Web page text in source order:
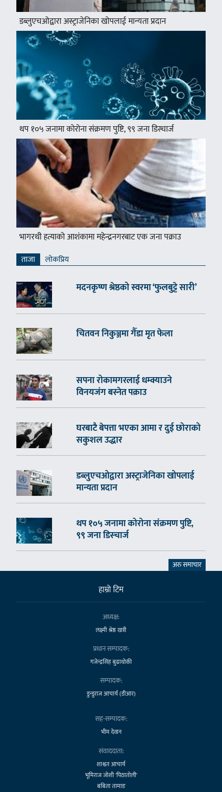
डब्लुएचओद्वारा अस्ट्राजेनिका खोपलाई मान्यता प्रदान
थप १०५ जनामा कोरोना संक्रमण पुष्टि, ९९ जना डिस्चार्ज
भागरथी हत्याको आशंकामा महेन्द्रनगरबाट एक जना पक्राउ
ताजा लाेकप्रिय
मदनकृष्ण श्रेष्ठको स्वरमा ‘फुलबुट्टे सारी’
चितवन निकुञ्जमा गैँडा मृत फेला
सपना रोकामगरलाई धम्क्याउने
विनयजंग बस्नेत पक्राउ
घरबाटै बेपत्ता भएका आमा र दुई छोराको
सकुशल उद्धार
डब्लुएचओद्वारा अस्ट्राजेनिका खोपलाई
मान्यता प्रदान
थप १०५ जनामा कोरोना संक्रमण पुष्टि,
९९ जना डिस्चार्ज
अरु समाचार
हाम्राे टिम
अध्यक्ष:
लक्ष्मी श्रेष्ठ खत्री
प्रधान सम्पादक:
गजेन्द्रसिंह बुढाथोकी
सम्पादक:
डुन्डुराज आचार्य (डीआर)
सह-सम्पादक:
भीम देवान
संवाददाता:
शाश्वत आचार्य
भूमिराज जोशी 'पिठातोली'
बबिता तामाङ